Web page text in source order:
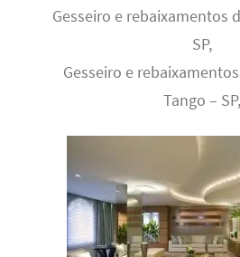
Gesseiro e rebaixamentos
SP,
Gesseiro e
Tango – SP,